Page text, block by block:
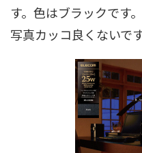
す。色はブラックです
写真カッコ良くないで